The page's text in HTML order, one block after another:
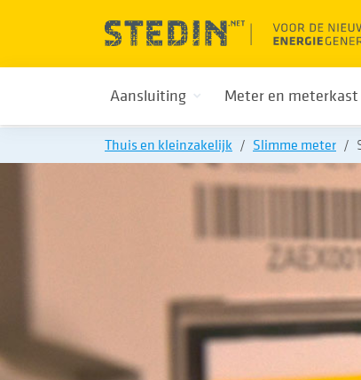
Aansluiting Meter en meterkast
Thuis en kleinzakelijk Slimme meter